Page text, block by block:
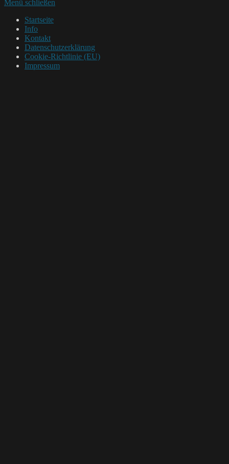
Menü schließen
Startseite
Info
Kontakt
Datenschutzerklärung
Cookie-Richtlinie (EU)
Impressum